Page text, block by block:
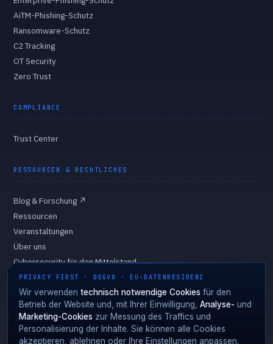
AiTM-Phishing-Schutz
Ransomware-Schutz
C2 Tracking
OT Security
Zero Trust
COMPLIANCE
Trust Center
RESSOURCEN & RECHTLICHES
Blog & Forschung ↗
Ressourcen
Veranstaltungen
Über uns
Cybersecurity für den Mittelstand
Eigentümer & Vorstand
Datenschutzerklärung
Cookie-Richtlinie
Cookie-Einstellungen
PRIVACY FIRST · DSGVO · EU-DATENRESIDENZ
Wir verwenden technisch notwendige Cookies für den
Betrieb der Website und, mit Ihrer Einwilligung, Analyse- und
Marketing-Cookies zur Messung des Traffics und
Personalisierung der Inhalte. Sie können alle Cookies
akzeptieren, ablehnen oder Ihre Einstellungen anpassen.